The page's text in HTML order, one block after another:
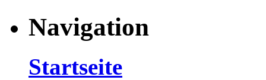
Navigation
Startseite